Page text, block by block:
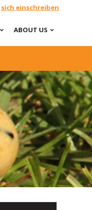
sich einschreiben
ABOUT US